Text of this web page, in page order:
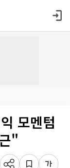
모멘텀
"